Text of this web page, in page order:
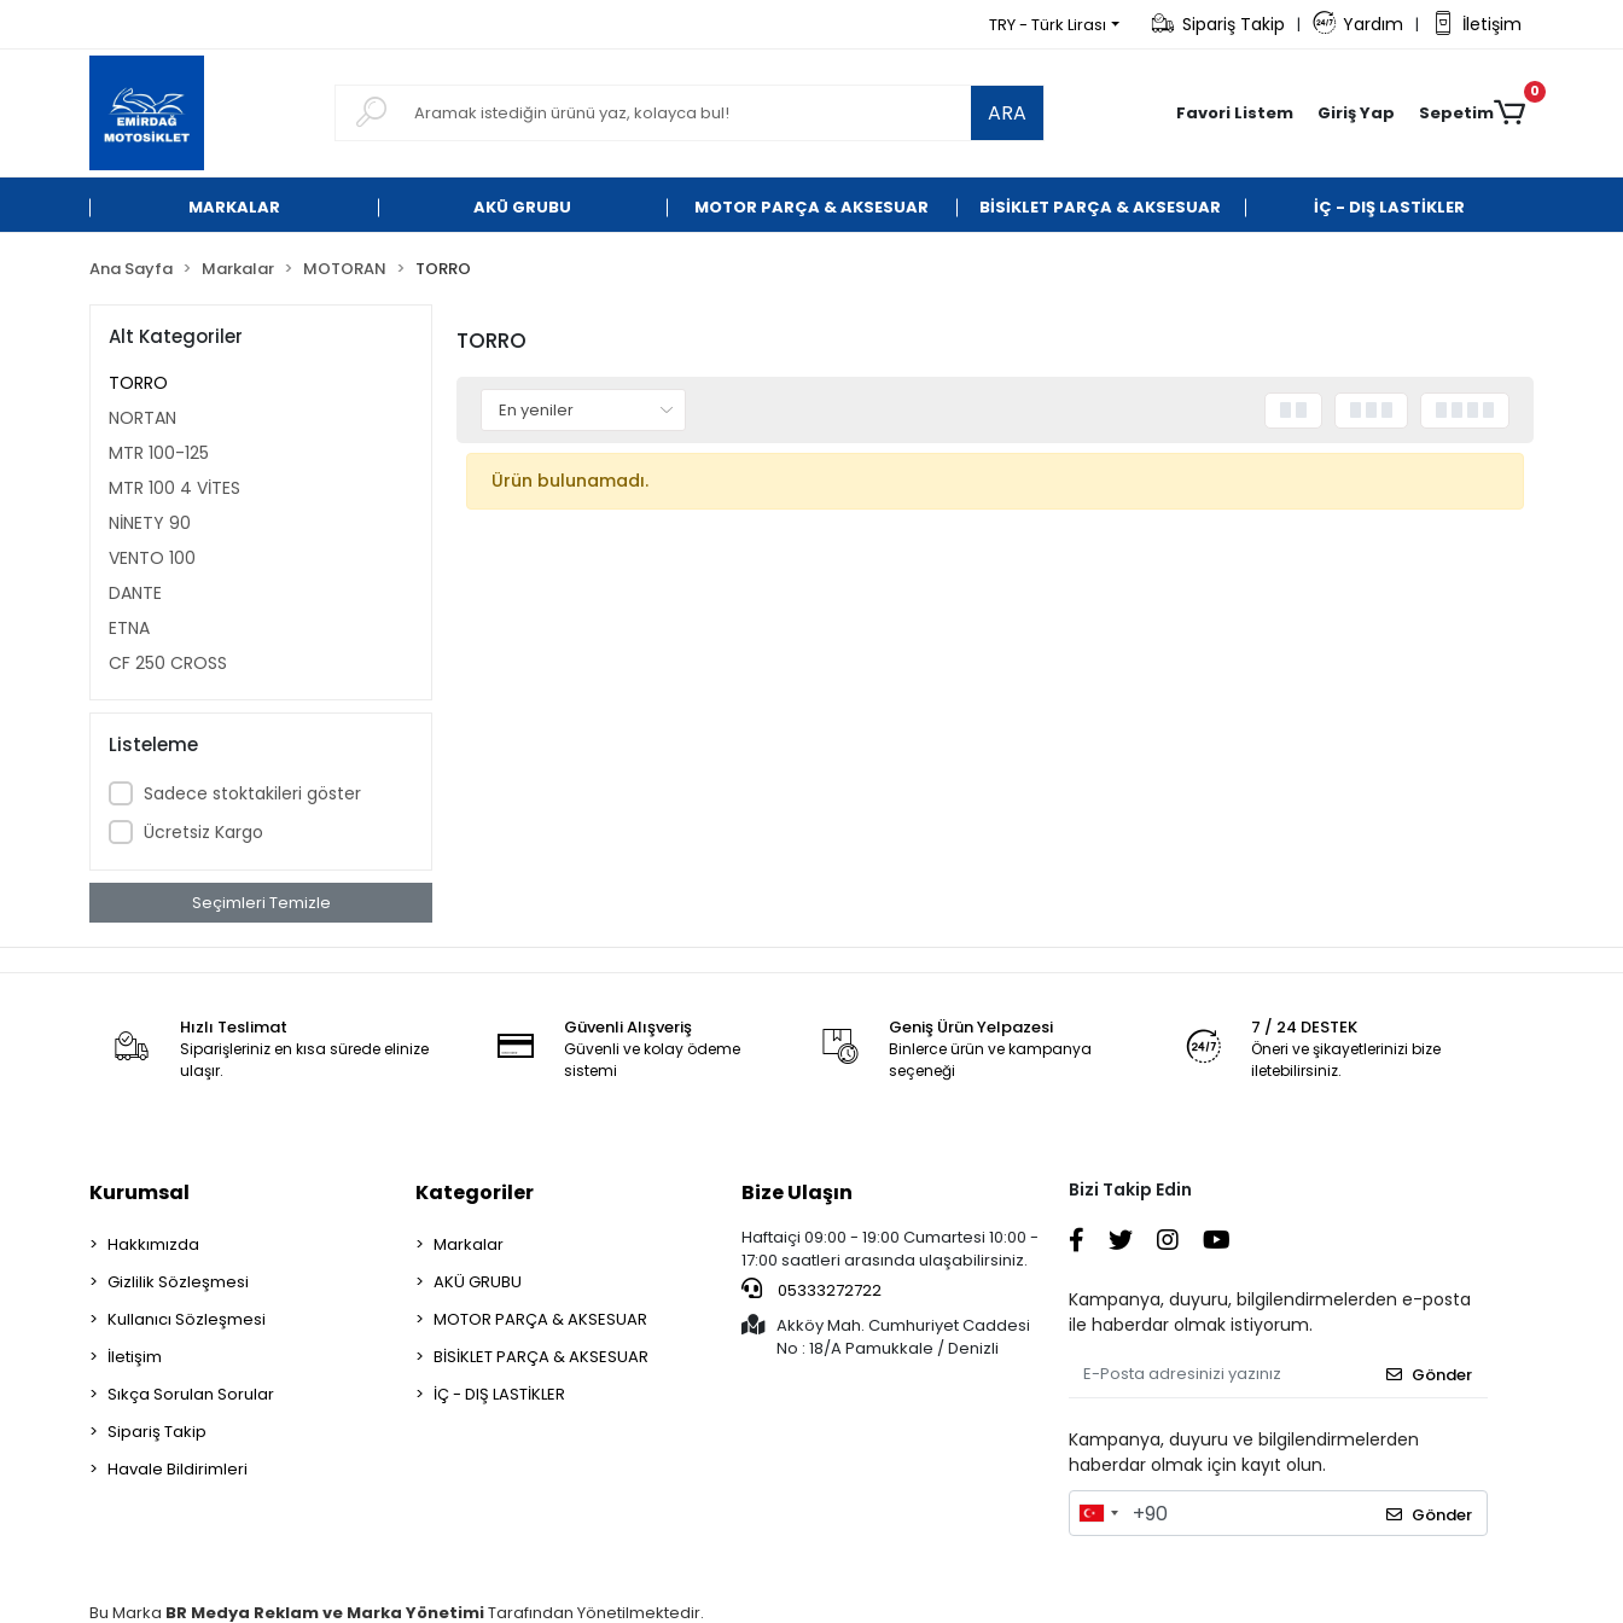
TRY - Türk Lirası Sipariş Takip | Yardım | İletişim
ARA Favori Listem Giriş Yap Sepetim
0
MARKALAR AKÜ GRUBU MOTOR PARÇA & AKSESUAR BİSİKLET PARÇA & AKSESUAR İÇ - DIŞ LASTİKLER
Ana Sayfa Markalar MOTORAN TORRO
Alt Kategoriler
TORRO
NORTAN
MTR 100-125
MTR 100 4 VİTES
NİNETY 90
VENTO 100
DANTE
ETNA
CF 250 CROSS
Listeleme
Sadece stoktakileri göster
Ücretsiz Kargo
Seçimleri Temizle
TORRO
Ürün bulunamadı.
Hızlı Teslimat
Siparişleriniz en kısa sürede elinize
ulaşır.
Güvenli Alışveriş
Güvenli ve kolay ödeme
sistemi
Geniş Ürün Yelpazesi
Binlerce ürün ve kampanya
seçeneği
7 / 24 DESTEK
Öneri ve şikayetlerinizi bize
iletebilirsiniz.
Kurumsal
Hakkımızda
Gizlilik Sözleşmesi
Kullanıcı Sözleşmesi
İletişim
Sıkça Sorulan Sorular
Sipariş Takip
Havale Bildirimleri
Kategoriler
Markalar
AKÜ GRUBU
MOTOR PARÇA & AKSESUAR
BİSİKLET PARÇA & AKSESUAR
İÇ - DIŞ LASTİKLER
Bize Ulaşın
Haftaiçi 09:00 - 19:00 Cumartesi 10:00 -
17:00 saatleri arasında ulaşabilirsiniz.
05333272722
Akköy Mah. Cumhuriyet Caddesi
No : 18/A Pamukkale / Denizli
Bizi Takip Edin
Kampanya, duyuru, bilgilendirmelerden e-posta
ile haberdar olmak istiyorum.
Gönder
Kampanya, duyuru ve bilgilendirmelerden
haberdar olmak için kayıt olun.
Gönder
Bu Marka BR Medya Reklam ve Marka YönetimiTarafından Yönetilmektedir.